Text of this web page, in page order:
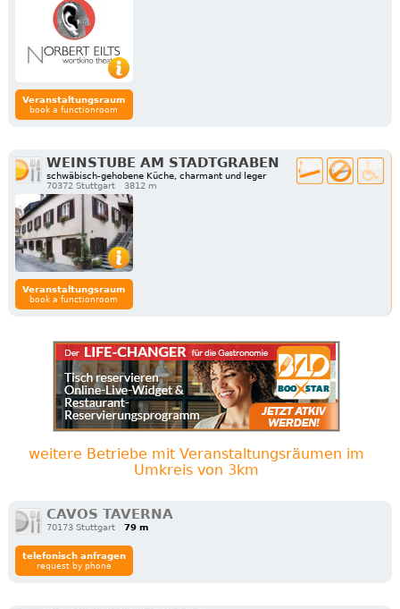
Veranstaltungsraum
book a functionroom
WEINSTUBE AM STADTGRABEN
schwäbisch-gehobene Küche, charmant und leger
70372 Stuttgart
3812 m
Veranstaltungsraum
book a functionroom
weitere Betriebe mit Veranstaltungsräumen im
Umkreis von 3km
CAVOS TAVERNA
70173 Stuttgart 79 m
telefonisch anfragen
request by phone